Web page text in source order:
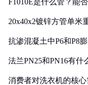
F1010E是什么管？能
20x40x2镀锌方管单米
抗渗混凝土中P6和P8
法兰PN25和PN16有什
消费者对洗衣机的核